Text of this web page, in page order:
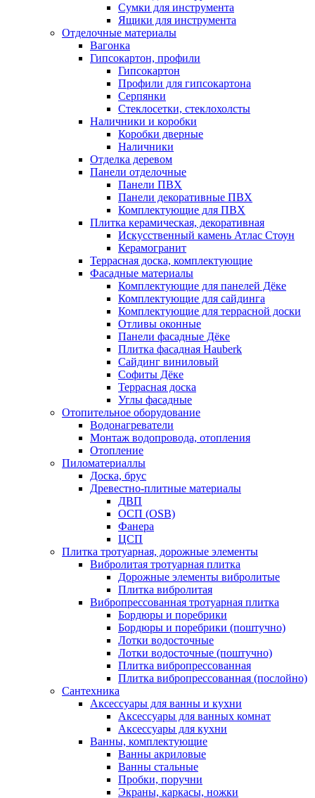
Сумки для инструмента
Ящики для инструмента
Отделочные материалы
Вагонка
Гипсокартон, профили
Гипсокартон
Профили для гипсокартона
Серпянки
Стеклосетки, стеклохолсты
Наличники и коробки
Коробки дверные
Наличники
Отделка деревом
Панели отделочные
Панели ПВХ
Панели декоративные ПВХ
Комплектующие для ПВХ
Плитка керамическая, декоративная
Искусственный камень Атлас Стоун
Керамогранит
Террасная доска, комплектующие
Фасадные материалы
Комплектующие для панелей Дёке
Комплектующие для сайдинга
Комплектующие для террасной доски
Отливы оконные
Панели фасадные Дёке
Плитка фасадная Hauberk
Сайдинг виниловый
Софиты Дёке
Террасная доска
Углы фасадные
Отопительное оборудование
Водонагреватели
Монтаж водопровода, отопления
Отопление
Пиломатериаллы
Доска, брус
Древестно-плитные материалы
ДВП
ОСП (OSB)
Фанера
ЦСП
Плитка тротуарная, дорожные элементы
Вибролитая тротуарная плитка
Дорожные элементы вибролитые
Плитка вибролитая
Вибропрессованная тротуарная плитка
Бордюры и поребрики
Бордюры и поребрики (поштучно)
Лотки водосточные
Лотки водосточные (поштучно)
Плитка вибропрессованная
Плитка вибропрессованная (послойно)
Сантехника
Аксессуары для ванны и кухни
Аксессуары для ванных комнат
Аксессуары для кухни
Ванны, комплектующие
Ванны акриловые
Ванны стальные
Пробки, поручни
Экраны, каркасы, ножки